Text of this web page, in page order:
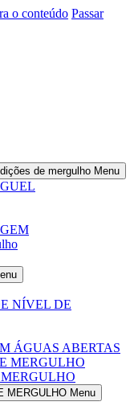
o conteúdo Passar
de mergulho Menu
NÍVEL DE
ÁGUAS ABERTAS
MERGULHO
MERGULHO Menu